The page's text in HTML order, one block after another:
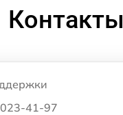
Контакты
41-97